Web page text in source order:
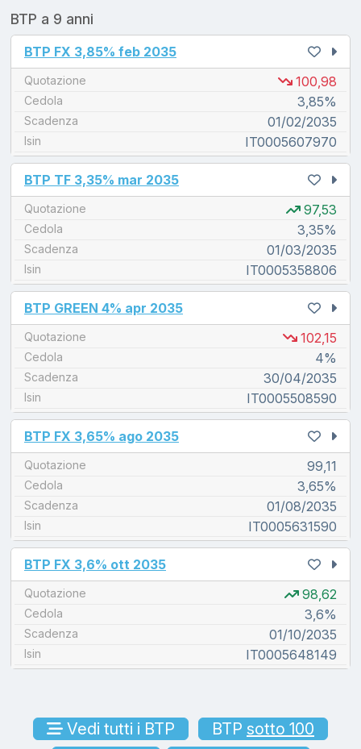
BTP a 9 anni
unread messages
BTP FX 3,85% feb 2035
Quotazione 100,98
Cedola 3,85%
Scadenza 01/02/2035
Isin IT0005607970
unread messages
BTP TF 3,35% mar 2035
Quotazione 97,53
Cedola 3,35%
Scadenza 01/03/2035
Isin IT0005358806
unread messages
BTP GREEN 4% apr 2035
Quotazione 102,15
Cedola 4%
Scadenza 30/04/2035
Isin IT0005508590
unread messages
BTP FX 3,65% ago 2035
Quotazione 99,11
Cedola 3,65%
Scadenza 01/08/2035
Isin IT0005631590
unread messages
BTP FX 3,6% ott 2035
Quotazione 98,62
Cedola 3,6%
Scadenza 01/10/2035
Isin IT0005648149
Vedi tutti i BTP BTP sotto 100